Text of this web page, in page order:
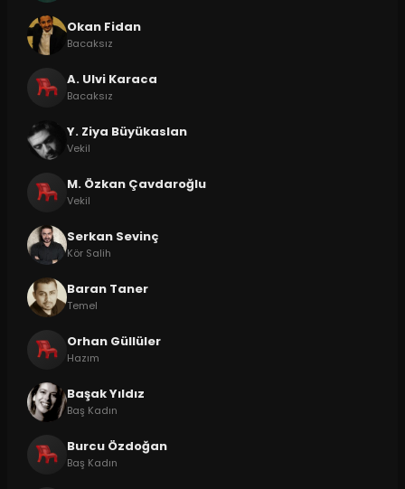
Okan Fidan
Bacaksız
A. Ulvi Karaca
Bacaksız
Y. Ziya Büyükaslan
Vekil
M. Özkan Çavdaroğlu
Vekil
Serkan Sevinç
Kör Salih
Baran Taner
Temel
Orhan Güllüler
Hazım
Başak Yıldız
Baş Kadın
Burcu Özdoğan
Baş Kadın